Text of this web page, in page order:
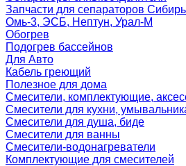
Запчасти для сепараторов
Омь-3, ЭСБ, Нептун, Урал-М
Обогрев
Подогрев бассейнов
Для Авто
Кабель греющий
Полезное для дома
Смесители, комплектующие,
Смесители для кухни,
Смесители для душа, биде
Смесители для ванны
Смесители-водонагреватели
Комплектующие для смесителей